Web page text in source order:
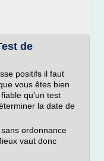
de
positifs il faut
vous êtes bien
qu'un test
la date de
ordonnance
vaut donc